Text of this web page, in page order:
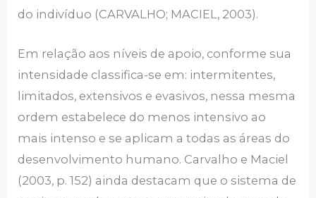
do indivíduo (CARVALHO; MACIEL, 2003).
Em relação aos níveis de apoio, conforme sua
intensidade classifica-se em: intermitentes,
limitados, extensivos e evasivos, nessa mesma
ordem estabelece do menos intensivo ao
mais intenso e se aplicam a todas as áreas do
desenvolvimento humano. Carvalho e Maciel
(2003, p. 152) ainda destacam que o sistema de